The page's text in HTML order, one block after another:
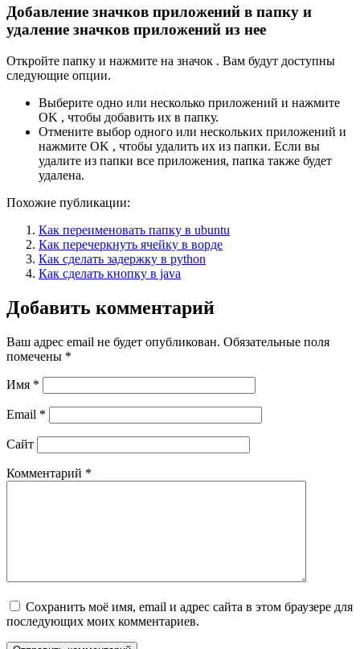
Добавление значков приложений в папку и
удаление значков приложений из нее
Откройте папку и нажмите на значок . Вам будут доступны
следующие опции.
Выберите одно или несколько приложений и нажмите
OK , чтобы добавить их в папку.
Отмените выбор одного или нескольких приложений и
нажмите OK , чтобы удалить их из папки. Если вы
удалите из папки все приложения, папка также будет
удалена.
Похожие публикации:
Как переименовать папку в ubuntu
Как перечеркнуть ячейку в ворде
Как сделать задержку в python
Как сделать кнопку в java
Добавить комментарий
Ваш адрес email не будет опубликован. Обязательные поля
помечены *
Имя *
Email *
Сайт
Комментарий *
Сохранить моё имя, email и адрес сайта в этом браузере для
последующих моих комментариев.